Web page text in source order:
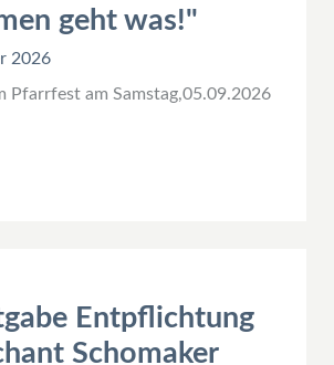
geht was!"
2026
Pfarrfest am Samstag,05.09.2026
Entpflichtung
Schomaker